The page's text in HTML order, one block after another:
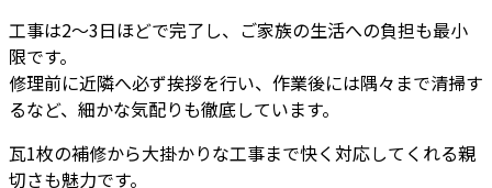
工事は2～3日ほどで完了し、ご家族の生活への負担も最小
限です。
修理前に近隣へ必ず挨拶を行い、作業後には隅々まで清掃す
るなど、細かな気配りも徹底しています。
瓦1枚の補修から大掛かりな工事まで快く対応してくれる親
切さも魅力です。